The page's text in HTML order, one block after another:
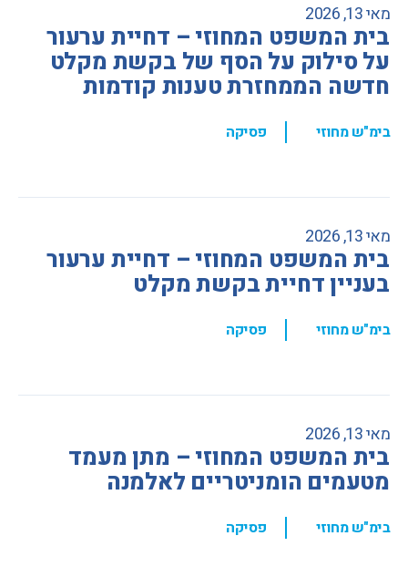
מאי 13, 2026
בית המשפט המחוזי – דחיית ערעור
על סילוק על הסף של בקשת מקלט
חדשה הממחזרת טענות קודמות
בימ"ש מחוזי , פסיקה
מאי 13, 2026
בית המשפט המחוזי – דחיית ערעור
בעניין דחיית בקשת מקלט
בימ"ש מחוזי , פסיקה
מאי 13, 2026
בית המשפט המחוזי – מתן מעמד
מטעמים הומניטריים לאלמנה
בימ"ש מחוזי , פסיקה